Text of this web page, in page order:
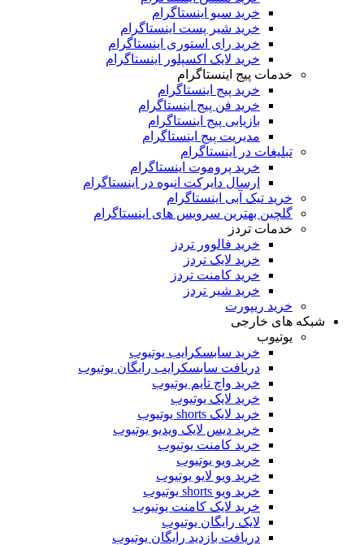
خرید سیو اینستاگرام
خرید شیر پست اینستاگرام
خرید رای استوری اینستاگرام
خرید لایک اکسپلور اینستاگرام
خدمات پیج اینستاگرام
خرید پیج اینستاگرام
خرید فن پیج اینستاگرام
بازیابی پیج اینستاگرام
مدیریت پیج اینستاگرام
تبلیغات در اینستاگرام
خرید پروموت اینستاگرام
ارسال دایرکت انبوه در اینستاگرام
خرید تیک آبی اینستاگرام
گلچین بهترین سرویس های اینستاگرام
خدمات تردز
خرید فالوور تردز
خرید لایک تردز
خرید کامنت تردز
خرید شیر تردز
خرید ریپورت
های خارجی
یوتیوب
خرید سابسکرایب یوتیوب
دریافت سابسکرایب رایگان یوتیوب
خرید واچ تایم یوتیوب
خرید لایک یوتیوب
خرید لایک shorts یوتیوب
خرید دیس لایک ویدیو یوتیوب
خرید کامنت یوتیوب
خرید ویو یوتیوب
خرید ویو لایو یوتیوب
خرید ویو shorts یوتیوب
خرید لایک کامنت یوتیوب
لایک رایگان یوتیوب
دریافت بازدید رایگان یوتیوب